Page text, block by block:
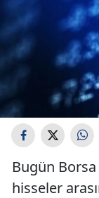
Bugün
hisseler